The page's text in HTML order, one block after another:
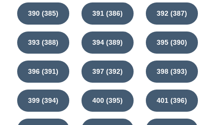
390 (385) 391 (386) 392 (387)
393 (388) 394 (389) 395 (390)
396 (391) 397 (392) 398 (393)
399 (394) 400 (395) 401 (396)